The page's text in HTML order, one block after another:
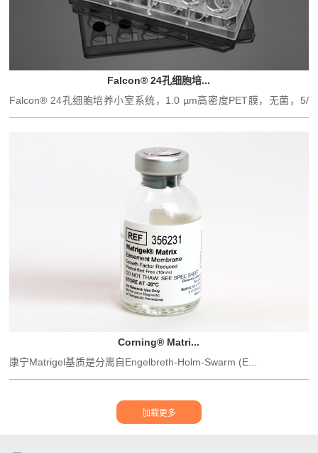
Falcon® 24孔细胞培...
Falcon® 24孔细胞培养小室系统，1.0 µm高密度PET膜，无菌，5/
箱...
Corning® Matri...
康宁Matrigel基质是分离自Engelbreth-Holm-Swarm (E...